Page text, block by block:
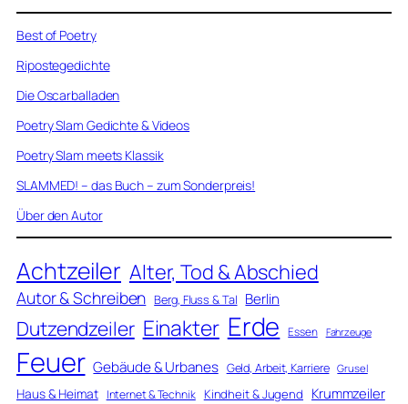
Best of Poetry
Ripostegedichte
Die Oscarballaden
Poetry Slam Gedichte & Videos
Poetry Slam meets Klassik
SLAMMED! – das Buch – zum Sonderpreis!
Über den Autor
Achtzeiler Alter, Tod & Abschied
Autor & Schreiben Berg, Fluss & Tal Berlin
Dutzendzeiler Einakter Erde Essen Fahrzeuge
Feuer Gebäude & Urbanes Geld, Arbeit, Karriere Grusel
Haus & Heimat Internet & Technik Kindheit & Jugend Krummzeiler